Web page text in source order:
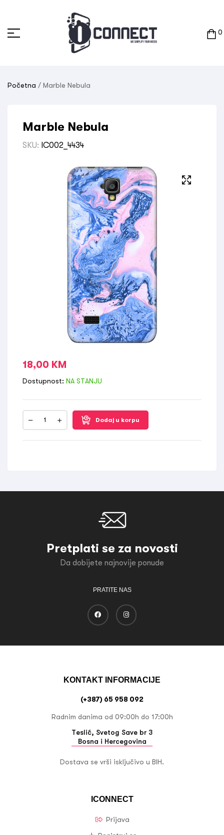
0
Početna / Marble Nebula
Marble Nebula
SKU: IC002_4434
18,00 KM
Dostupnost: NA STANJU
Dodaj u korpu
Pretplati se za novosti
Da dobijete najnovije ponude
PRATITE NAS
ICONNECT
Prijava
KONTAKT INFORMACIJE
(+387) 65 958 092
Radnim danima od 09:00h do 17:00h
Teslić, Svetog Save br 3
Bosna i Hercegovina
Dostava se vrši isključivo u BIH.